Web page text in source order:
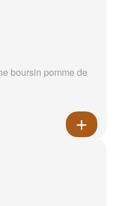
boursin pomme de